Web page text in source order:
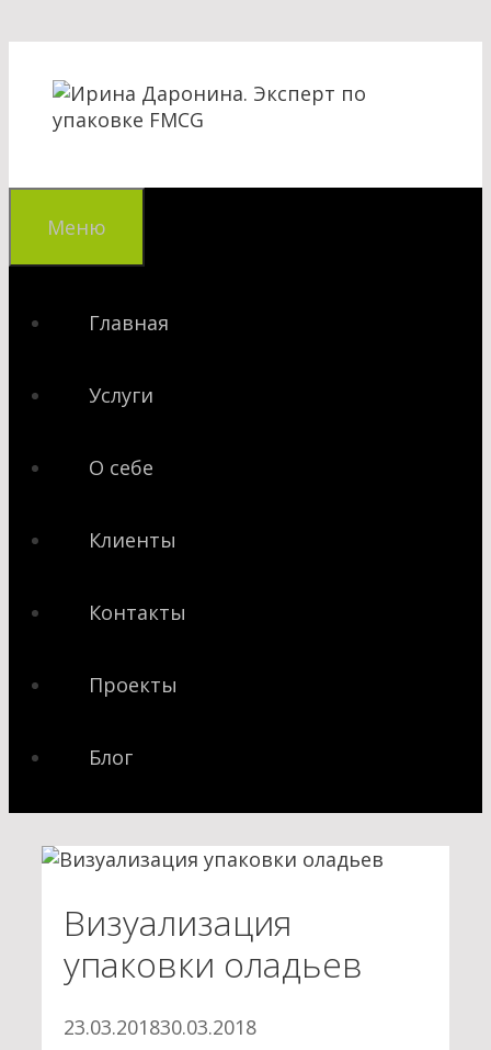
к
содержимому
Меню
Главная
Услуги
О себе
Клиенты
Контакты
Проекты
Блог
Визуализация
упаковки оладьев
23.03.201830.03.2018